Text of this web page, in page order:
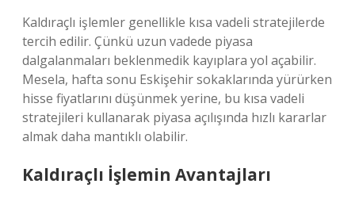
Kaldıraçlı işlemler genellikle kısa vadeli stratejilerde
tercih edilir. Çünkü uzun vadede piyasa
dalgalanmaları beklenmedik kayıplara yol açabilir.
Mesela, hafta sonu Eskişehir sokaklarında yürürken
hisse fiyatlarını düşünmek yerine, bu kısa vadeli
stratejileri kullanarak piyasa açılışında hızlı kararlar
almak daha mantıklı olabilir.
Kaldıraçlı İşlemin Avantajları